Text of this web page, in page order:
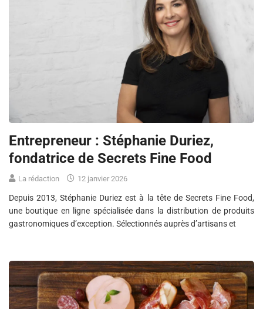
Entrepreneur : Stéphanie Duriez,
fondatrice de Secrets Fine Food
La rédaction 12 janvier 2026
Depuis 2013, Stéphanie Duriez est à la tête de Secrets Fine Food,
une boutique en ligne spécialisée dans la distribution de produits
gastronomiques d’exception. Sélectionnés auprès d’artisans et